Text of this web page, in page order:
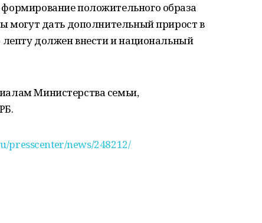
положительного образа
могут дать дополнительный прирост в
должен внести и национальный
Министерства семьи,
presscenter/news/248212/